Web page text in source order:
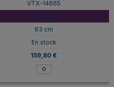
VTX-14665
Morado
63 cm
En stock
159,80 €